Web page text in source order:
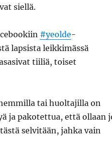
siellä.
#yeolde-
lapsista leikkimässä
tiiliä, toiset
tai huoltajilla on
ja pakotettua, että ollaan
selvitään, jahka vain